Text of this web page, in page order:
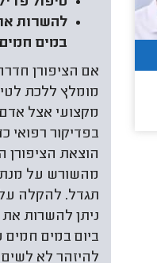
להשרות
במים
אם הציפורן
מומלץ ללכת
מקצועי אצל
בפדיקור רפואי
הוצאת הציפורן
מהשורש על
תגדל. להקלה
ניתן להשרות
ביום במים חמים
להיזהר לא